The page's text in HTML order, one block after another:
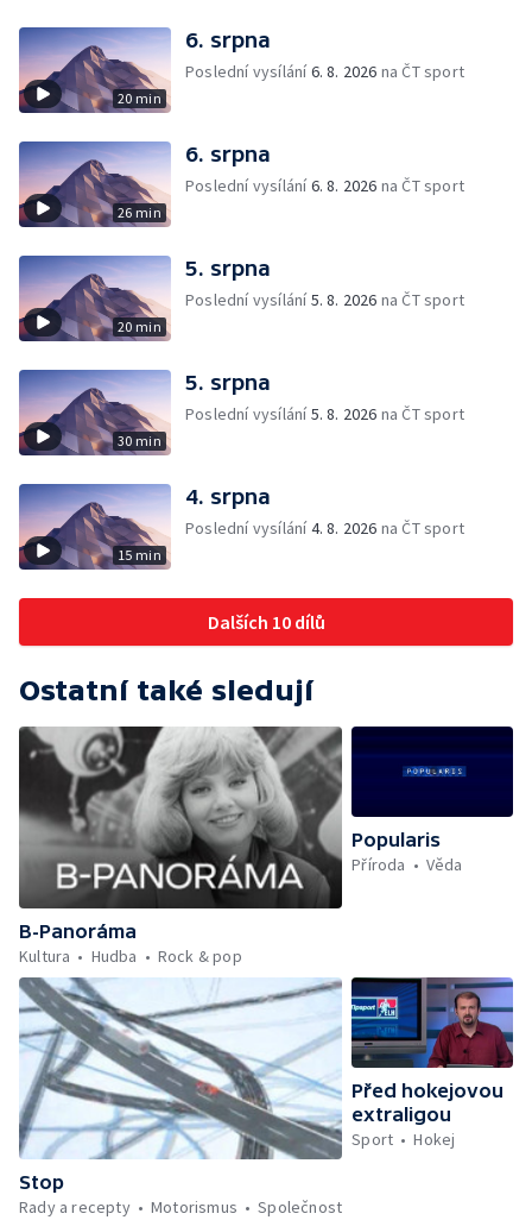
20 min
6. srpna
Poslední vysílání6. 8. 2026 na ČT sport
26 min
6. srpna
Poslední vysílání6. 8. 2026 na ČT sport
20 min
5. srpna
Poslední vysílání5. 8. 2026 na ČT sport
30 min
5. srpna
Poslední vysílání5. 8. 2026 na ČT sport
15 min
4. srpna
Poslední vysílání4. 8. 2026 na ČT sport
Dalších 10 dílů
Ostatní také sledují
B-Panoráma
Kultura
Hudba Rock & pop
Popularis
Příroda
Věda
Stop
Rady a recepty
Motorismus Společnost
Před hokejovou
extraligou
Sport
Hokej